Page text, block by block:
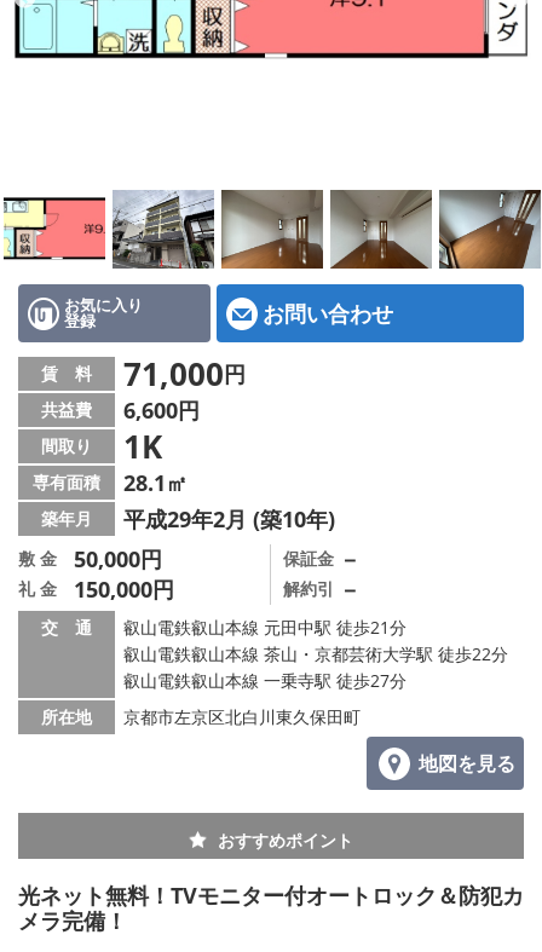
一人暮らしの物件特集
ハウスメーカー施工特集！
路線·駅から探す
IT重説について
スタッフ紹介
賃貸管理の北白川店
店舗情報·アクセス
会社概要
メールでお問い合わせ
お気に入り
登録 お問い合わせ
賃 料 71,000円
共益費 6,600円
間取り 1K
専有面積 28.1㎡
築年月 平成29年2月 (築10年)
敷 金 50,000円
礼 金 150,000円
保証金 －
解約引 －
交 通
叡山電鉄叡山本線 元田中駅 徒歩21分
叡山電鉄叡山本線 茶山・京都芸術大学駅 徒歩22分
叡山電鉄叡山本線 一乗寺駅 徒歩27分
所在地
京都市左京区北白川東久保田町
地図を見る
おすすめポイント
光ネット無料！TVモニター付オートロック＆防犯カ
メラ完備！